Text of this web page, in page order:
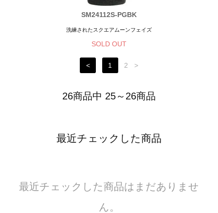
SM24112S-PGBK
洗練されたスクエアムーンフェイズ
SOLD OUT
< 1 2 >
26商品中 25～26商品
最近チェックした商品
最近チェックした商品はまだありませ
ん。